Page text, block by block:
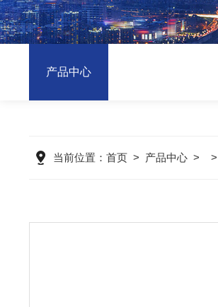
产品中心
当前位置： 首页> 产品中心> >